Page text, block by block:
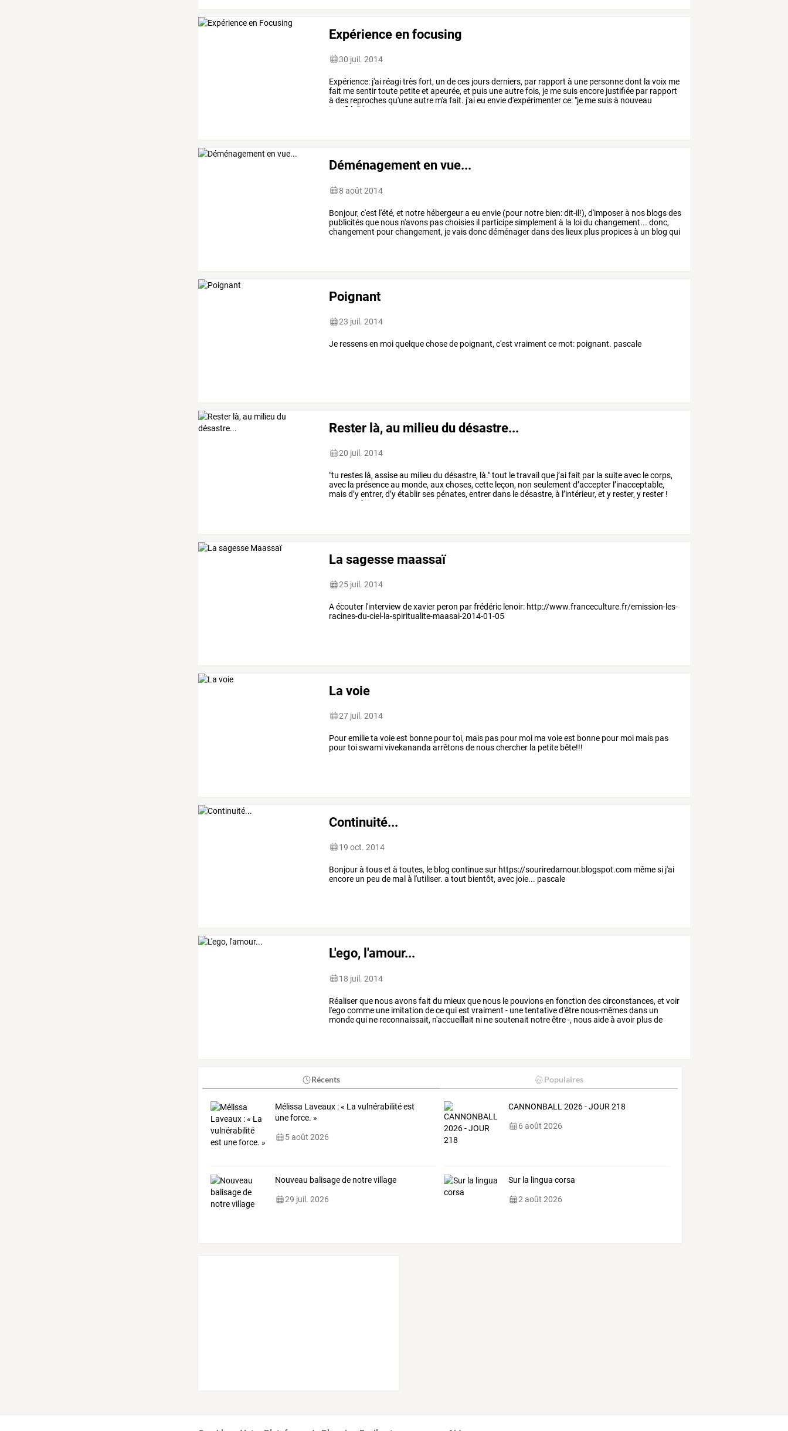
Expérience en focusing
30 juil. 2014
Expérience: j'ai réagitrèsfort, un deces joursderniers, par rapport à une personnedont la voix me
fait mesentirtoute petiteet apeurée, et puis uneautrefois, je mesuisencore justifiée par rapport
à des reprochesqu'uneautre m'a fait. j'aieu envied'expérimenterce: "je mesuisà nouveau
justifiée" (ce qui
Déménagement en vue...
8 août 2014
Bonjour, c'est l'été, et notre hébergeura eu envie (pour notre bien:dit-il!), d'imposerà nos blogsdes
publicitésque nous n'avons paschoisies il participesimplement à la loidu changement... donc,
changement pourchangement, jevaisdoncdéménagerdansdes lieux plus propicesà un blog qui
Poignant
23 juil. 2014
Je ressens en moi quelque chose de poignant, c'est vraiment ce mot: poignant. pascale
Rester là, au milieu du désastre...
20 juil. 2014
"tu restes là, assise au milieu du désastre, là." tout le travail que j’ai fait par la suite avec le corps,
avec la présence au monde, aux choses, cette leçon, non seulement d’accepter l’inacceptable,
mais d’y entrer, d’y établir ses pénates, entrer dans le désastre, à l’intérieur, et y rester, y rester !
non pas fuir, mais os
La sagesse maassaï
25 juil. 2014
A écouter l'interview de xavier peron par frédéric lenoir: http://www.franceculture.fr/emission-les-
racines-du-ciel-la-spiritualite-maasai-2014-01-05
La voie
27 juil. 2014
Pour emilie ta voie est bonne pour toi, mais pas pour moi ma voie est bonne pour moi mais pas
pour toi swami vivekananda arrêtons de nous chercher la petite bête!!!
Continuité...
19 oct. 2014
Bonjour à tous et à toutes, le blog continue sur https://souriredamour.blogspot.com même si j'ai
encore un peu de mal à l'utiliser. a tout bientôt, avec joie... pascale
L'ego, l'amour...
18 juil. 2014
Réaliserque nousavonsfait du mieuxque nous le pouvionsen fonction descirconstances, et voir
l'egocomme une imitation decequiest vraiment - unetentatived'être nous-mêmesdans un
mondequi ne reconnaissait, n'accueillait ni nesoutenait notreêtre-, nousaideà avoir plusde
Récents Populaires
Mélissa Laveaux : « La vulnérabilité est
une force. »
5 août 2026
CANNONBALL 2026 - JOUR 218
6 août 2026
Nouveau balisage de notre village
29 juil. 2026
Sur la lingua corsa
2 août 2026